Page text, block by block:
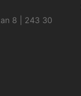
8 | 243 30